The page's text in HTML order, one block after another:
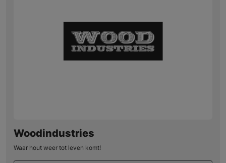
Woodindustries
Waar hout weer tot leven komt!